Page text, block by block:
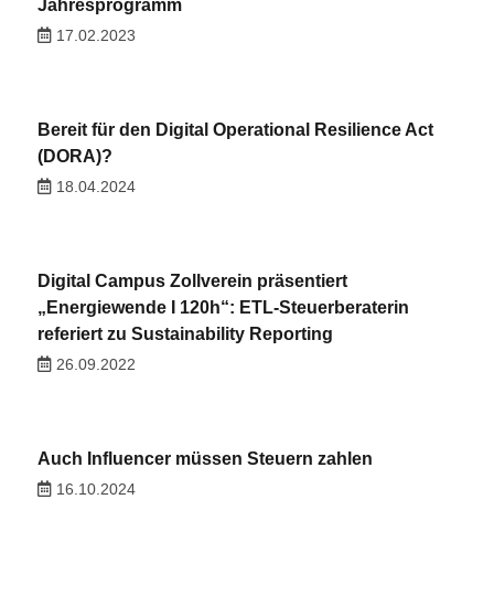
Jahresprogramm
17.02.2023
Bereit für den Digital Operational Resilience Act
(DORA)?
18.04.2024
Digital Campus Zollverein präsentiert
„Energiewende I 120h“: ETL-Steuerberaterin
referiert zu Sustainability Reporting
26.09.2022
Auch Influencer müssen Steuern zahlen
16.10.2024